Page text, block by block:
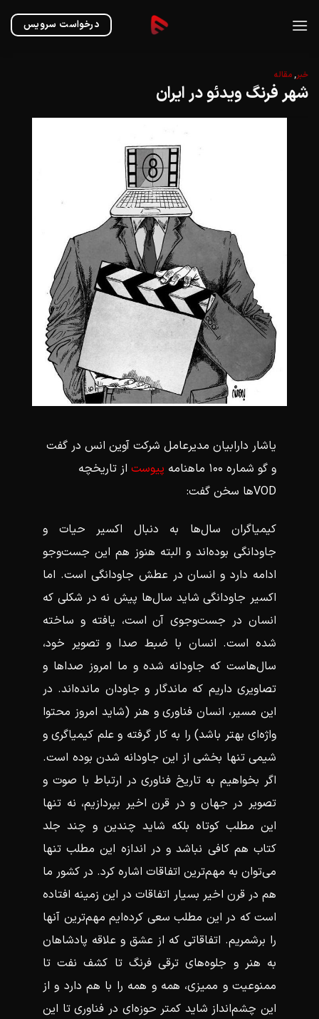
درخواست سرویس
خبر,مقاله
شهر فرنگ ویدئو در ایران
یاشار دارابیان مدیرعامل شرکت آوین انس در گفت
و گو شماره ۱۰۰ ماهنامه
پیوست از تاریخچه
VODها سخن گفت:
کیمیاگران سال‌ها به دنبال اکسیر حیات و
جاودانگی بوده‌اند و البته هنوز هم این جست‌وجو
ادامه دارد و انسان در عطش جاودانگی است. اما
اکسیر جاودانگی شاید سال‌ها پیش نه در شکلی که
انسان در جست‌وجوی آن است، یافته و ساخته
شده است. انسان با ضبط صدا و تصویر خود،
سال‌هاست که جاودانه شده و ما امروز صداها و
تصاویری داریم که ماندگار و جاودان مانده‌اند. در
این مسیر، انسان فناوری و هنر (شاید امروز محتوا
واژه‌ای بهتر باشد) را به‌ کار گرفته و علم کیمیاگری و
شیمی تنها بخشی از این جاودانه‌ شدن بوده است.
اگر بخواهیم به تاریخ فناوری در ارتباط با صوت و
تصویر در جهان و در قرن اخیر بپردازیم، نه تنها
این مطلب کوتاه بلکه شاید چندین و چند جلد
کتاب هم کافی نباشد و در اندازه‌ این مطلب تنها
می‌توان به مهم‌ترین اتفاقات اشاره کرد. در کشور ما
هم در قرن اخیر بسیار اتفاقات در این زمینه افتاده
است که در این مطلب سعی کرده‌ایم مهم‌ترین آنها
را برشمریم. اتفاقاتی که از عشق و علاقه‌ پادشاهان
به هنر و جلوه‌های ترقی فرنگ تا کشف نفت تا
ممنوعیت و ممیزی، همه و همه را با هم دارد و از
این چشم‌انداز شاید کمتر حوزه‌ای در فناوری تا این